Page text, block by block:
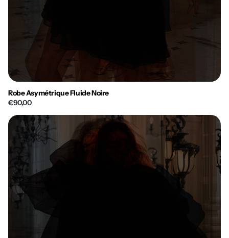
Robe Asymétrique Fluide Noire
€90,00